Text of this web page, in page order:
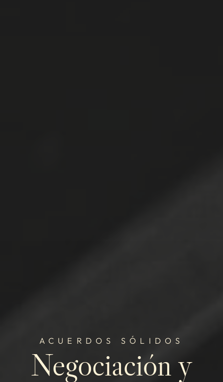
ACUERDOS SÓLIDOS
Negociación y